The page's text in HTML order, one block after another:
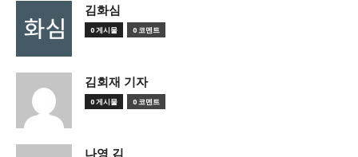
김화심
0 게시물 0 코멘트
김회재 기자
0 게시물 0 코멘트
나영 김